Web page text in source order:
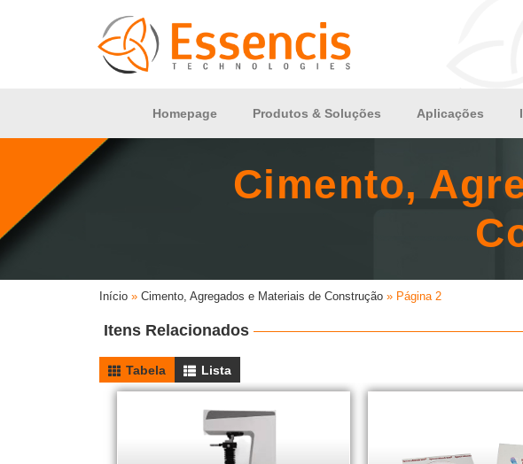
Homepage Produtos & Soluções Aplicações
Cimento,
Início » Cimento, Agregados e Materiais de Construção » Página 2
Itens Relacionados
Tabela Lista